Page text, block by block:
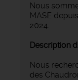
Nous
MASE
2024.
Description
Nous
des